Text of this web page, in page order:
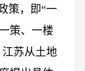
策，即“一
策、一楼
江苏从土地